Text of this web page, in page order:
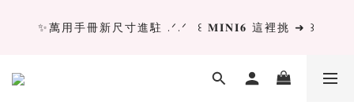
✨萬用手冊新尺寸進駐 .ᐟ.ᐟ  ꒰ 𝐌𝐈𝐍𝐈𝟔 這裡挑 ➜ ꒱
✨萬用手冊新尺寸進駐 .ᐟ.ᐟ  ꒰ 𝐌𝐈𝐍𝐈𝟔 這裡挑 ➜ ꒱
[ 𝙇𝙖 𝘿𝙤𝙡𝙘𝙚 𝙑𝙞𝙩𝙖 ] 甜蜜慢旅 系列 𝙉𝙀𝙒 𝙄𝙉 →